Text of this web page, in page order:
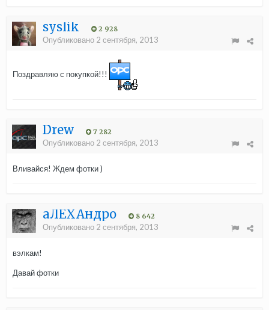
syslik 2 928
Опубликовано 2 сентября, 2013
Поздравляю с покупкой!!!
Drew 7 282
Опубликовано 2 сентября, 2013
Вливайся! Ждем фотки )
aЛЁХАндро 8 642
Опубликовано 2 сентября, 2013
вэлкам!
Давай фотки